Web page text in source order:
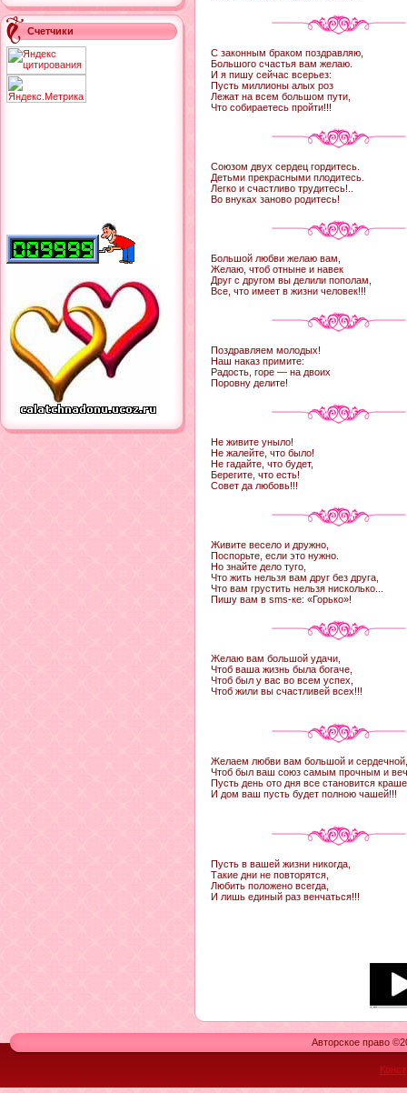
Счетчики
С законным браком поздравляю,
Большого счастья вам желаю.
И я пишу сейчас всерьез:
Пусть миллионы алых роз
Лежат на всем большом пути,
Что собираетесь пройти!!!
Союзом двух сердец гордитесь.
Детьми прекрасными плодитесь.
Легко и счастливо трудитесь!..
Во внуках заново родитесь!
Большой любви желаю вам,
Желаю, чтоб отныне и навек
Друг с другом вы делили пополам,
Все, что имеет в жизни человек!!!
Поздравляем молодых!
Наш наказ примите:
Радость, горе — на двоих
Поровну делите!
Не живите уныло!
Не жалейте, что было!
Не гадайте, что будет,
Берегите, что есть!
Совет да любовь!!!
Живите весело и дружно,
Поспорьте, если это нужно.
Но знайте дело туго,
Что жить нельзя вам друг без друга,
Что вам грустить нельзя нисколько...
Пишу вам в sms-ке: «Горько»!
Желаю вам большой удачи,
Чтоб ваша жизнь была богаче,
Чтоб был у вас во всем успех,
Чтоб жили вы счастливей всех!!!
Желаем любви вам большой и сердечной,
Чтоб был ваш союз самым прочным и
Пусть день ото дня все становится
И дом ваш пусть будет полною чашей!!!
Пусть в вашей жизни никогда,
Такие дни не повторятся,
Любить положено всегда,
И лишь единый раз венчаться!!!
Авторское право